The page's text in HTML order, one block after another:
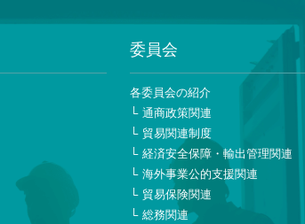
委員会
各委員会の紹介
通商政策関連
貿易関連制度
経済安全保障・輸出管理関連
海外事業公的支援関連
貿易保険関連
総務関連